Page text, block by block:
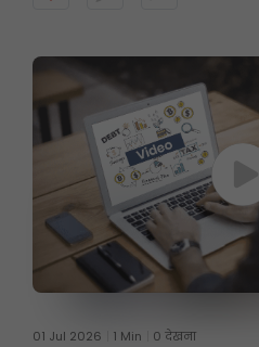
01 Jul 2026 1 Min 0 देखना